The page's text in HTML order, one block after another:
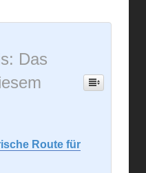
Das
Route für